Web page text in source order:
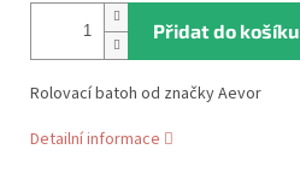
Přidat do košíku
Rolovací batoh od značky Aevor
Detailní informace